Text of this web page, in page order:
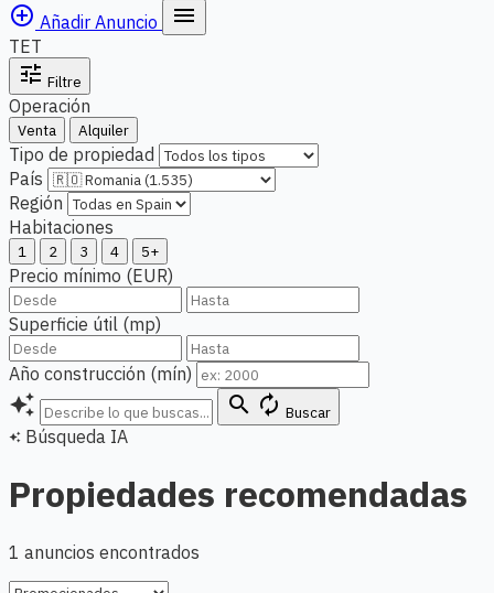
add_circle_outline Añadir Anuncio menu
TET
tune Filtre
Operación
Venta Alquiler
Tipo de propiedad
País
Región
Habitaciones
1 2 3 4 5+
Precio mínimo (EUR)
Superficie útil (mp)
Año construcción (mín)
auto_awesome search autorenew Buscar
auto_awesome Búsqueda IA
Propiedades recomendadas
1 anuncios encontrados